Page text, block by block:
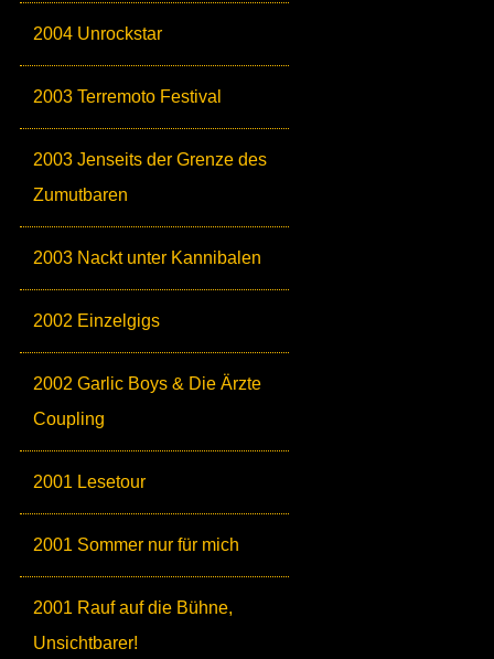
2004 Unrockstar
2003 Terremoto Festival
2003 Jenseits der Grenze des
Zumutbaren
2003 Nackt unter Kannibalen
2002 Einzelgigs
2002 Garlic Boys & Die Ärzte
Coupling
2001 Lesetour
2001 Sommer nur für mich
2001 Rauf auf die Bühne,
Unsichtbarer!